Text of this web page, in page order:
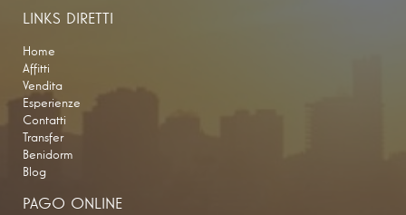
LINKS DIRETTI
Home
Affitti
Vendita
Esperienze
Contatti
Transfer
Benidorm
Blog
PAGO ONLINE